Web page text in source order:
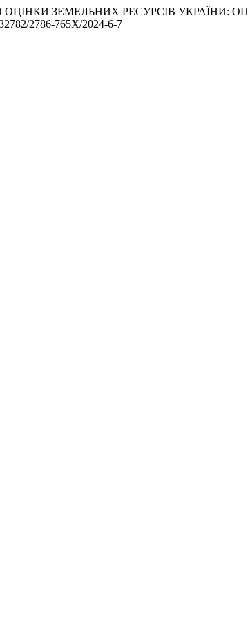
ДО ОЦІНКИ ЗЕМЕЛЬНИХ РЕСУРСІВ УКРАЇНИ:
2786-765X/2024-6-7